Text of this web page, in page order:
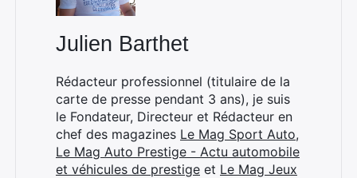
Julien Barthet
Rédacteur professionnel (titulaire de la
carte de presse pendant 3 ans), je suis
le Fondateur, Directeur et Rédacteur en
chef des magazines Le Mag Sport Auto,
Le Mag Auto Prestige - Actu automobile
et véhicules de prestige et Le Mag Jeux